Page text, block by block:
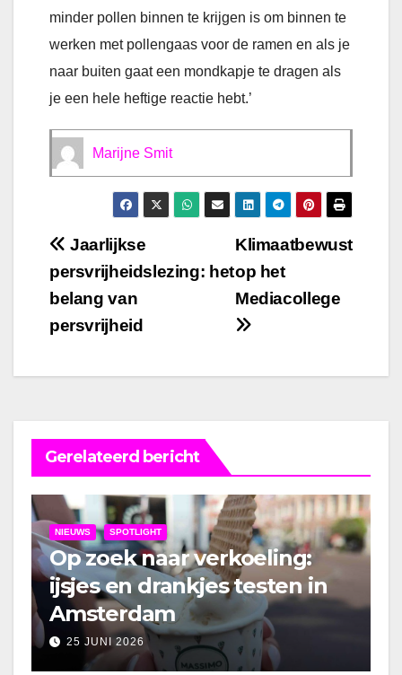
minder pollen binnen te krijgen is om binnen te
werken met pollengaas voor de ramen en als je
naar buiten gaat een mondkapje te dragen als
je een hele heftige reactie hebt.’
Marijne Smit
Bericht
navigatie
Klimaatbewust
op het
Mediacollege
Jaarlijkse
persvrijheidslezing: het
belang van
persvrijheid
Gerelateerd bericht
NIEUWS SPOTLIGHT
Op zoek naar verkoeling:
ijsjes en drankjes testen in
Amsterdam
25 JUNI 2026